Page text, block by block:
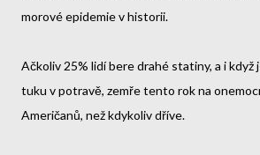
morové epidemie v historii.
Ačkoliv 25% lidí bere drahé statiny, a i když
tuku v potravě, zemře tento rok na
Američanů, než kdykoliv dříve.